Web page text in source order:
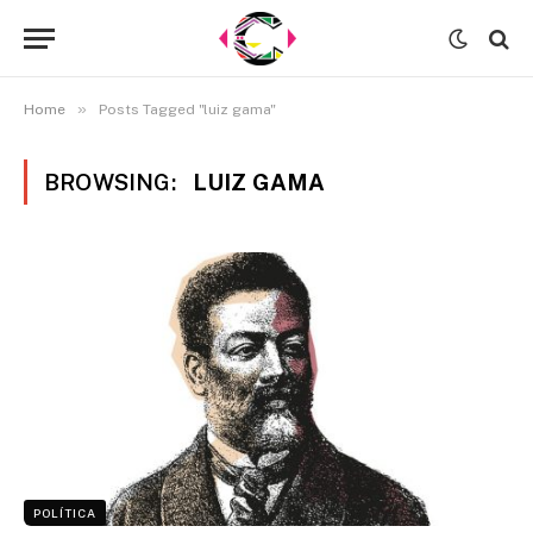
Home » Posts Tagged "luiz gama"
BROWSING: LUIZ GAMA
POLÍTICA